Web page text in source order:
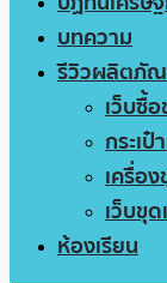
บทความ
รีวิวผลิตภั
เว็บซื้
กระเ
เครื่อ
เว็บขุ
ห้องเรียน